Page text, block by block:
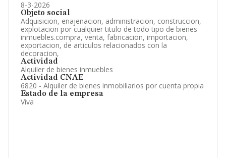
8-3-2026
Objeto social
Adquisicion, enajenacion, administracion, construccion,
explotacion por cualquier titulo de todo tipo de bienes
inmuebles.compra, venta, fabricacion, importacion,
exportacion, de articulos relacionados con la
decoracion,
Actividad
Alquiler de bienes inmuebles
Actividad CNAE
6820 - Alquiler de bienes inmobiliarios por cuenta propia
Estado de la empresa
Viva